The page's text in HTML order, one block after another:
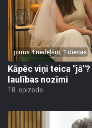
pirms 4 nedēļām, 1 dienas
Kāpēc viņi teica
laulības nozīmi
18. epizode